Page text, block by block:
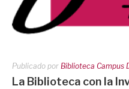
Publicado por Biblioteca Campus
La Biblioteca con la